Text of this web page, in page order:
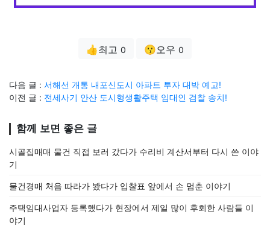
👍최고 0 😗오우 0
다음 글 : 서해선 개통 내포신도시 아파트 투자 대박 예고!
이전 글 : 전세사기 안산 도시형생활주택 임대인 검찰 송치!
함께 보면 좋은 글
시골집매매 물건 직접 보러 갔다가 수리비 계산서부터 다시 쓴 이야
기
물건경매 처음 따라가 봤다가 입찰표 앞에서 손 멈춘 이야기
주택임대사업자 등록했다가 현장에서 제일 많이 후회한 사람들 이
야기